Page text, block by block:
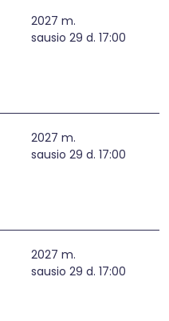
2027 m.
sausio 29 d. 17:00
2027 m.
sausio 29 d. 17:00
2027 m.
sausio 29 d. 17:00